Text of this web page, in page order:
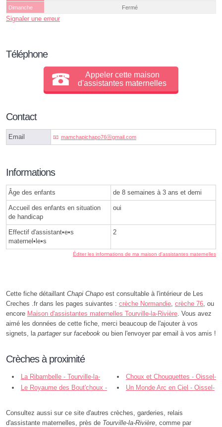
Dimanche
Fermé
Signaler une erreur
Téléphone
Appeler cette maison
d'assistantes maternelles
Contact
Email mamchapichapo76ⓐgmail.com
Informations
Âge des enfants de 8 semaines à 3 ans et demi
Accueil des enfants en situation
de handicap
oui
Effectif d'assistant•e•s
maternel•le•s
2
Éditer les informations de ma maison d'assistantes maternelles
Cette fiche détaillant Chapi Chapo est consultable à l'intérieur de Les
Creches .fr dans les pages suivantes : crèche Normandie, crèche 76, ou
encore Maison d'assistantes maternelles Tourville-la-Rivière. Vous avez
aimé les données de cette fiche, merci beaucoup de l'ajouter à vos
signets, la partagersur facebook ou bien l'envoyer par email à vos amis !
Crèches à proximité
La Ribambelle - Tourville-la-
Rivière
Choux et Chouquettes - Oissel-
sur-Seine
Le Royaume des Bout'choux -
Un Monde Arc en Ciel - Oissel-
Consultez aussi sur ce site d'autres crèches, garderies, relais
d'assistante maternelles, près de Tourville-la-Rivière, comme par